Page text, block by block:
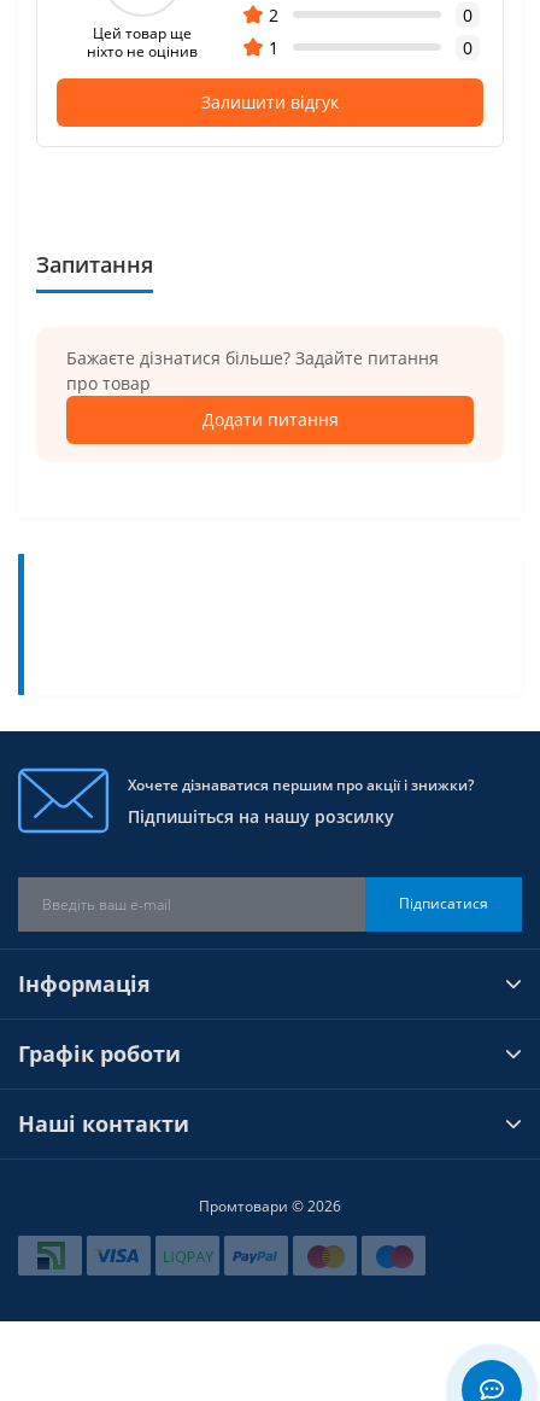
Цей товар ще
ніхто не оцінив
2
0
1
0
Залишити відгук
Запитання
Бажаєте дізнатися більше? Задайте питання
про товар
Додати питання
Хочете дізнаватися першим про акції і знижки?
Підпишіться на нашу розсилку
Підписатися
Інформація
Графік роботи
Наші контакти
Промтовари © 2026